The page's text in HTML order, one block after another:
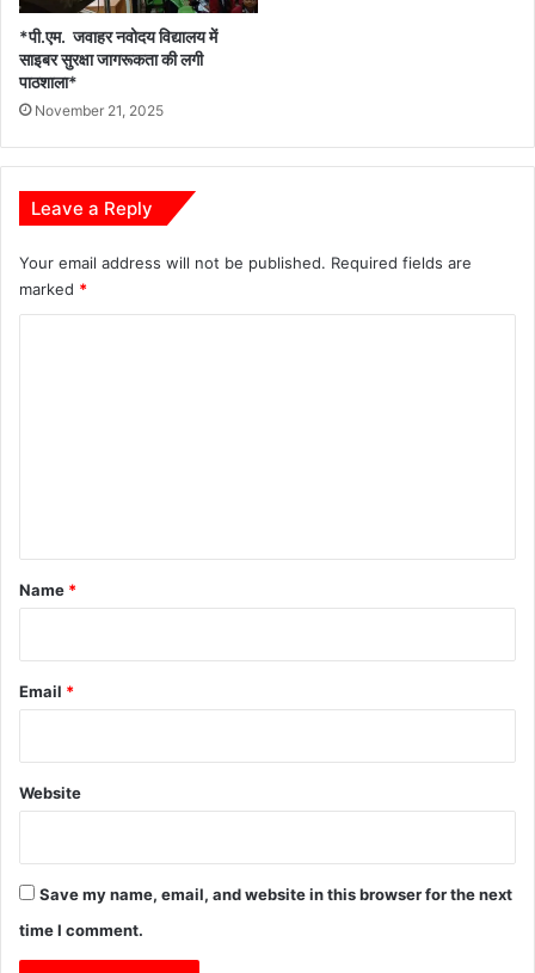
*पी.एम. जवाहर नवोदय विद्यालय में
साइबर सुरक्षा जागरूकता की लगी
पाठशाला*
November 21, 2025
Leave a Reply
Your email address will not be published. Required fields are
marked *
*
Name *
Email *
Website
Save my name, email, and website in this browser for the next
time I comment.